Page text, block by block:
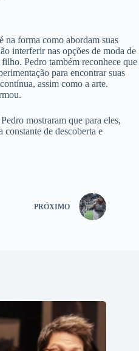
na forma como abordam suas
interferir nas opções de moda de
Pedro também reconhece que
para encontrar suas
assim como a arte.
mostraram que para eles,
constante de descoberta e
PRÓXIMO